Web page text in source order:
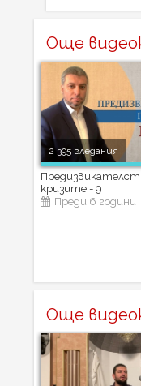
Още
2 395 гледания
кризите - 9
Преди 6 години
Още